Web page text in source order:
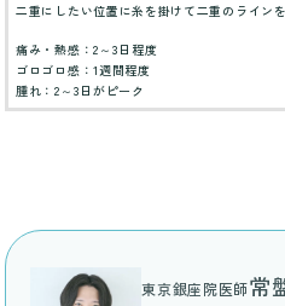
二重にしたい位置に糸を掛けて二重のライン
痛み・熱感：2～3日程度
ゴロゴロ感：1週間程度
腫れ：2～3日がピーク
東京銀座院医師常